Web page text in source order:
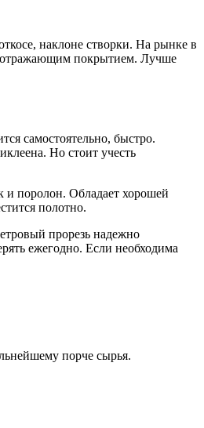
наклоне створки. На рынке в
покрытием. Лучше
самостоятельно, быстро.
Но стоит учесть
и поролон. Обладает хорошей
полотно.
прорезь надежно
ежегодно. Если необходима
порче сырья.